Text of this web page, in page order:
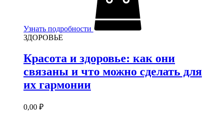
Узнать подробности
ЗДОРОВЬЕ
Красота и здоровье: как они
связаны и что можно сделать для
их гармонии
0,00 ₽